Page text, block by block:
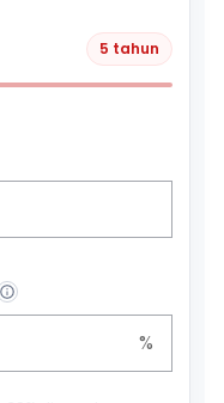
5 tahun
%